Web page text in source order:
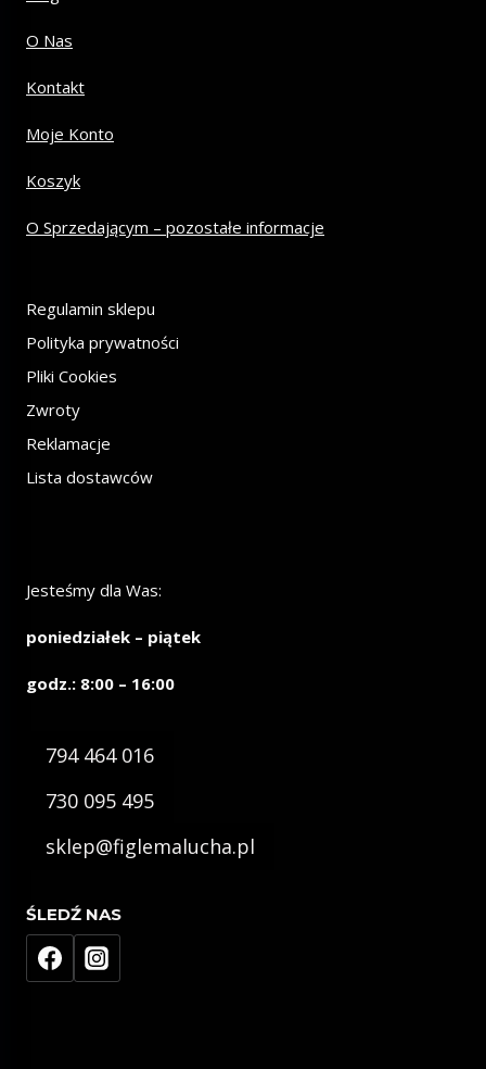
O Nas
Kontakt
Moje Konto
Koszyk
O Sprzedającym – pozostałe informacje
Regulamin sklepu
Polityka prywatności
Pliki Cookies
Zwroty
Reklamacje
Lista dostawców
Jesteśmy dla Was:
poniedziałek – piątek
godz.: 8:00 – 16:00
794 464 016
730 095 495
sklep@figlemalucha.pl
ŚLEDŹ NAS